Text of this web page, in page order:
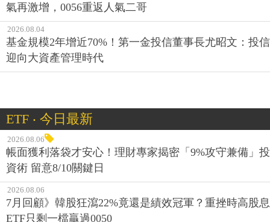
氣再激增，0056重返人氣二哥
2026.08.04
基金規模2年增近70%！第一金投信董事長尤昭文：投信
迎向大資產管理時代
ETF ‧ 今日最新
2026.08.06
帳面獲利落袋才安心！理財專家揭密「9%攻守兼備」投
資術 留意8/10關鍵日
2026.08.06
7月回顧》韓股狂瀉22%竟還是績效冠軍？重挫時高股息
ETF只剩一檔贏過0050